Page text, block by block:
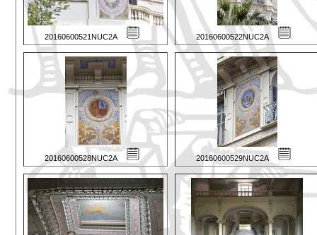
20160600521NUC2A 20160600522NUC2A
20160600528NUC2A 20160600529NUC2A